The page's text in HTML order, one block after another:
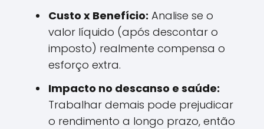
Custo x Benefício: Analise se o
valor líquido (após descontar o
imposto) realmente compensa o
esforço extra.
Impacto no descanso e saúde:
Trabalhar demais pode prejudicar
o rendimento a longo prazo, então